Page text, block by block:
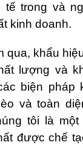
tế trong và
kinh doanh.
qua, khẩu
lượng và
biện pháp
và toàn
tôi là một
được chế